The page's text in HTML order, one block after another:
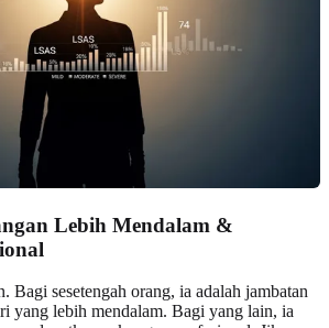
Lebih Mendalam &
Bagi sesetengah orang, ia adalah jambatan
yang lebih mendalam. Bagi yang lain, ia